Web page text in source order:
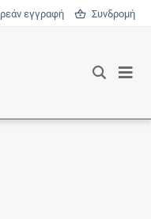
εγγραφή Συνδρομή